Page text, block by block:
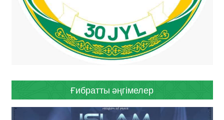
Ғибратты әңгімелер